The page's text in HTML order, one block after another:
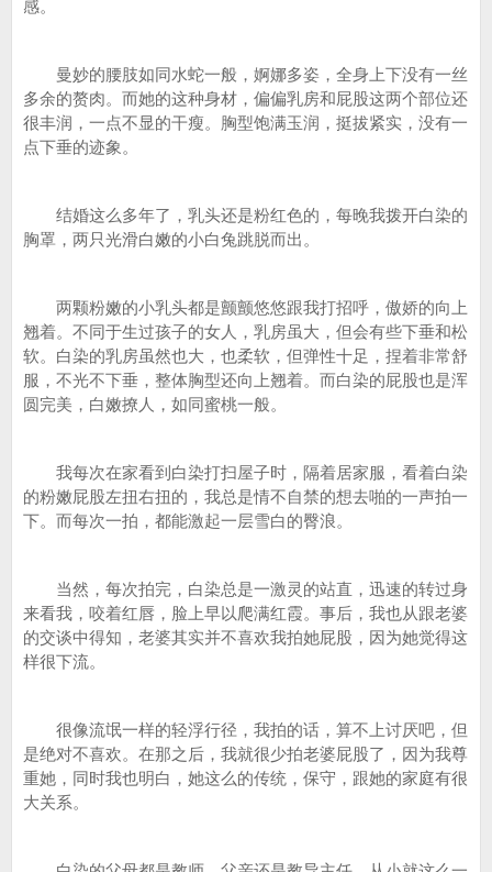
感。
曼妙的腰肢如同水蛇一般，婀娜多姿，全身上下没有一丝
多余的赘肉。而她的这种身材，偏偏乳房和屁股这两个部位还
很丰润，一点不显的干瘦。胸型饱满玉润，挺拔紧实，没有一
点下垂的迹象。
结婚这么多年了，乳头还是粉红色的，每晚我拨开白染的
胸罩，两只光滑白嫩的小白兔跳脱而出。
两颗粉嫩的小乳头都是颤颤悠悠跟我打招呼，傲娇的向上
翘着。不同于生过孩子的女人，乳房虽大，但会有些下垂和松
软。白染的乳房虽然也大，也柔软，但弹性十足，捏着非常舒
服，不光不下垂，整体胸型还向上翘着。而白染的屁股也是浑
圆完美，白嫩撩人，如同蜜桃一般。
我每次在家看到白染打扫屋子时，隔着居家服，看着白染
的粉嫩屁股左扭右扭的，我总是情不自禁的想去啪的一声拍一
下。而每次一拍，都能激起一层雪白的臀浪。
当然，每次拍完，白染总是一激灵的站直，迅速的转过身
来看我，咬着红唇，脸上早以爬满红霞。事后，我也从跟老婆
的交谈中得知，老婆其实并不喜欢我拍她屁股，因为她觉得这
样很下流。
很像流氓一样的轻浮行径，我拍的话，算不上讨厌吧，但
是绝对不喜欢。在那之后，我就很少拍老婆屁股了，因为我尊
重她，同时我也明白，她这么的传统，保守，跟她的家庭有很
大关系。